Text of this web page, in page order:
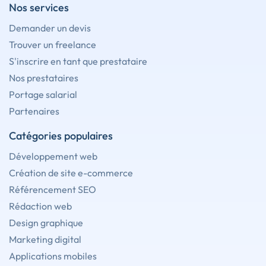
Nos services
Demander un devis
Trouver un freelance
S'inscrire en tant que prestataire
Nos prestataires
Portage salarial
Partenaires
Catégories populaires
Développement web
Création de site e-commerce
Référencement SEO
Rédaction web
Design graphique
Marketing digital
Applications mobiles